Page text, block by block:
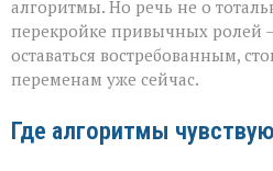
алгоритмы. Но речь не о
перекройке привычных ролей
оставаться востребованным,
переменам уже сейчас.
Где алгоритмы